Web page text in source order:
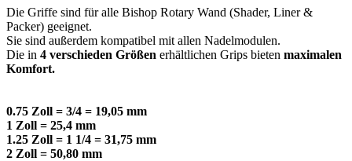
Die Griffe sind für alle Bishop Rotary Wand (Shader, Liner &
Packer) geeignet.
Sie sind außerdem kompatibel mit allen Nadelmodulen.
Die in 4 verschieden Größen erhältlichen Grips bieten maximalen
Komfort.
0.75 Zoll = 3/4 = 19,05 mm
1 Zoll = 25,4 mm
1.25 Zoll = 1 1/4 = 31,75 mm
2 Zoll = 50,80 mm